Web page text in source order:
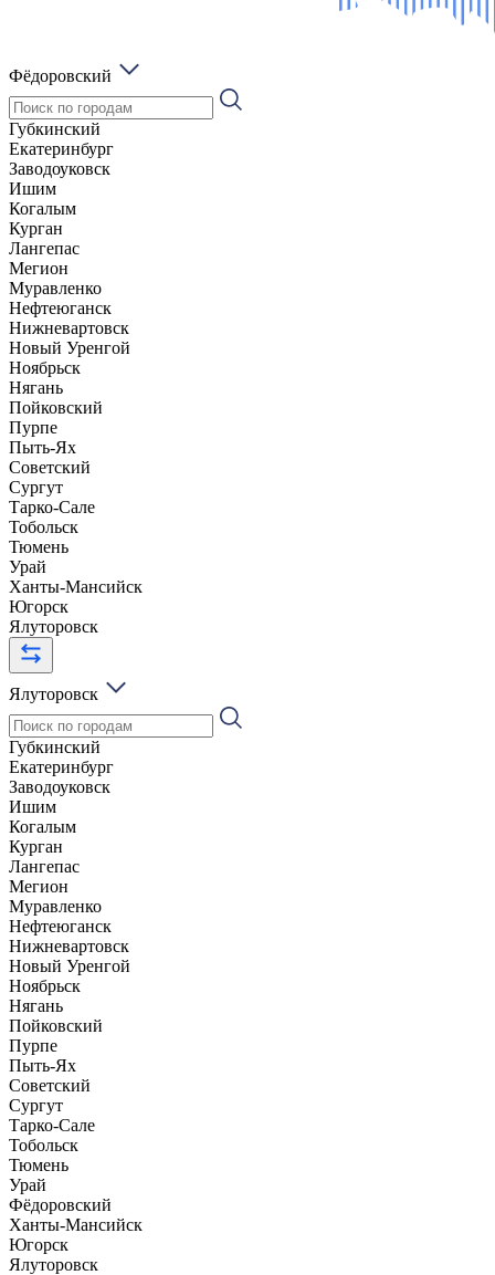
Фёдоровский
Губкинский
Екатеринбург
Заводоуковск
Ишим
Когалым
Курган
Лангепас
Мегион
Муравленко
Нефтеюганск
Нижневартовск
Новый Уренгой
Ноябрьск
Нягань
Пойковский
Пурпе
Пыть-Ях
Советский
Сургут
Тарко-Сале
Тобольск
Тюмень
Урай
Ханты-Мансийск
Югорск
Ялуторовск
Ялуторовск
Губкинский
Екатеринбург
Заводоуковск
Ишим
Когалым
Курган
Лангепас
Мегион
Муравленко
Нефтеюганск
Нижневартовск
Новый Уренгой
Ноябрьск
Нягань
Пойковский
Пурпе
Пыть-Ях
Советский
Сургут
Тарко-Сале
Тобольск
Тюмень
Урай
Фёдоровский
Ханты-Мансийск
Югорск
Ялуторовск